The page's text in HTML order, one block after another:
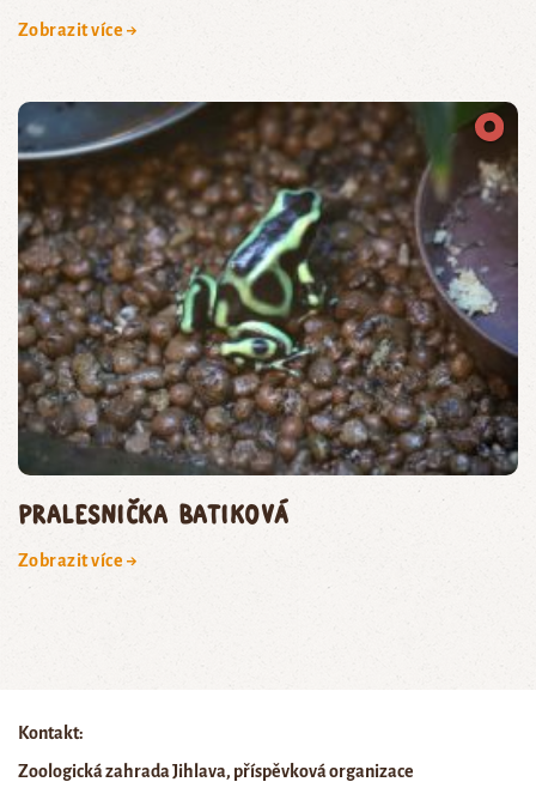
Zobrazit více →
pralesnička batiková
Zobrazit více →
Kontakt:
Zoologická zahrada Jihlava, příspěvková organizace